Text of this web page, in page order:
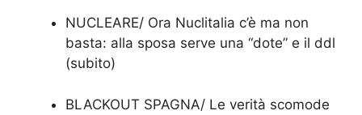
NUCLEARE/ Ora Nuclitalia c’è ma non
basta: alla sposa serve una “dote” e il ddl
(subito)
BLACKOUT SPAGNA/ Le verità scomode